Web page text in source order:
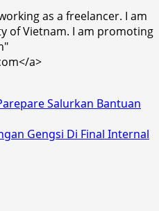
as a freelancer. I am
of Vietnam. I am promoting
a>
Salurkan Bantuan
Gengsi Di Final Internal